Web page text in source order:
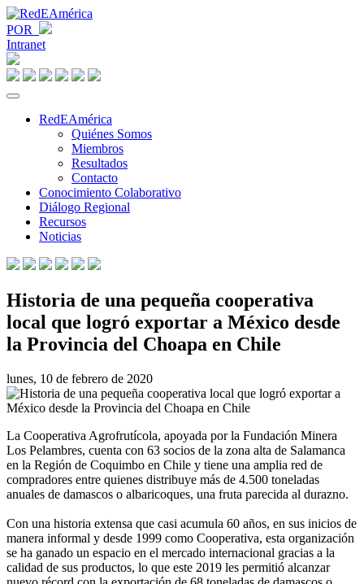
POR
Intranet
RedEAmérica
Quiénes Somos
Miembros
Resultados
Contacto
Conocimiento Colaborativo
Diálogo Regional
Recursos
Noticias
Historia de una pequeña cooperativa
local que logró exportar a México desde
la Provincia del Choapa en Chile
lunes, 10 de febrero de 2020
La Cooperativa Agrofrutícola, apoyada por la Fundación Minera
Los Pelambres, cuenta con 63 socios de la zona alta de Salamanca
en la Región de Coquimbo en Chile y tiene una amplia red de
compradores entre quienes distribuye más de 4.500 toneladas
anuales de damascos o albaricoques, una fruta parecida al durazno.
Con una historia extensa que casi acumula 60 años, en sus inicios de
manera informal y desde 1999 como Cooperativa, esta organización
se ha ganado un espacio en el mercado internacional gracias a la
calidad de sus productos, lo que este 2019 les permitió alcanzar